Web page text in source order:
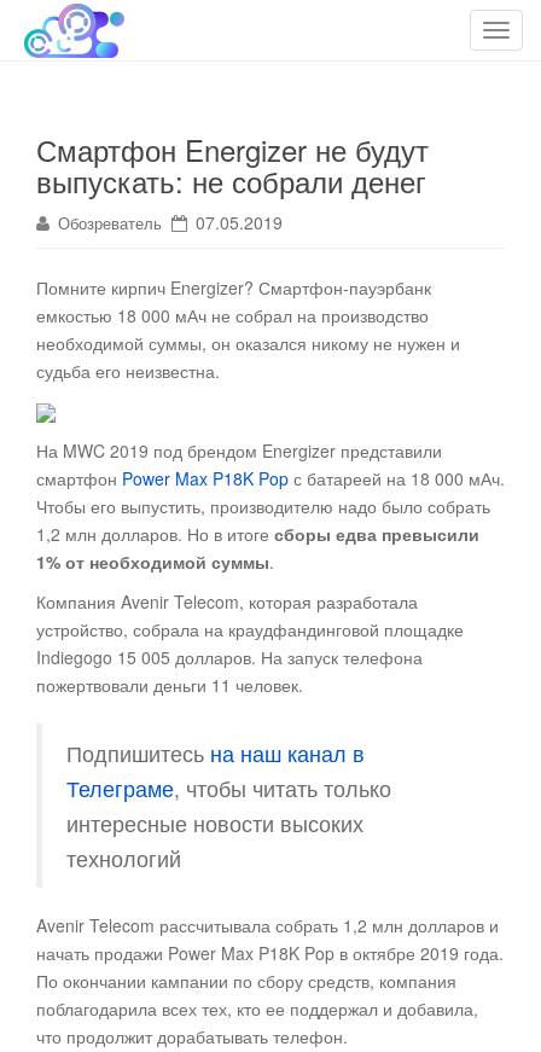
T
Облако технологий
cloudteh.ru
Смартфон Energizer не будут
выпускать: не собрали денег
Обозреватель 07.05.2019
Помните кирпич Energizer? Смартфон-пауэрбанк
емкостью 18 000 мАч не собрал на производство
необходимой суммы, он оказался никому не нужен и
судьба его неизвестна.
На MWC 2019 под брендом Energizer представили
смартфон Power Max P18K Pop с батареей на 18 000 мАч.
Чтобы его выпустить, производителю надо было собрать
1,2 млн долларов. Но в итоге сборы едва превысили
1% от необходимой суммы.
Компания Avenir Telecom, которая разработала
устройство, собрала на краудфандинговой площадке
Indiegogo 15 005 долларов. На запуск телефона
пожертвовали деньги 11 человек.
Подпишитесь на наш канал в
Телеграме, чтобы читать только
интересные новости высоких
технологий
Avenir Telecom рассчитывала собрать 1,2 млн долларов и
начать продажи Power Max P18K Pop в октябре 2019 года.
По окончании кампании по сбору средств, компания
поблагодарила всех тех, кто ее поддержал и добавила,
что продолжит дорабатывать телефон.